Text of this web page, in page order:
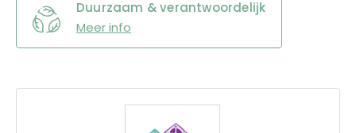
Duurzaam & verantwoordelijk
Meer info